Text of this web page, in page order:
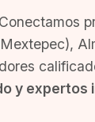
y expertos